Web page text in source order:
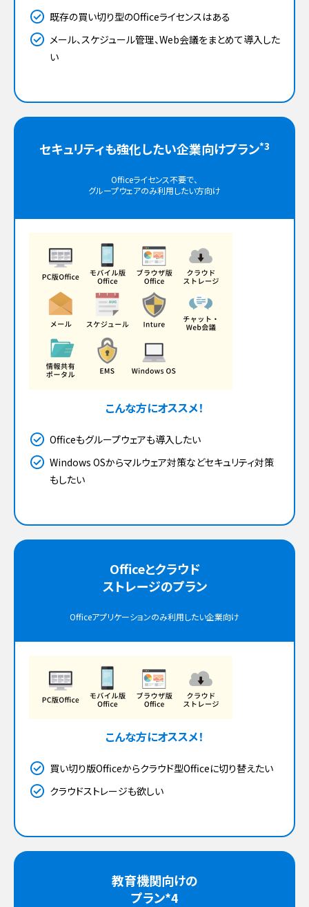
既存の買い切り型のOfficeライセンスはある
メール、スケジュール管理、Web会議をまとめて導入した
い
セキュリティも強化したい企業向けプラン*3
Officeライセンス不要で、
グループウェアのみ利用したい方向け
こんな方にオススメ！
Officeもグループウェアも導入したい
Windows OSからマルウェア対策などセキュリティ対策
もしたい
Officeとクラウド
ストレージのプラン
Officeアプリケーションのみ利用したい企業向け
こんな方にオススメ！
買い切り版Officeからクラウド型Officeに切り替えたい
クラウドストレージも欲しい
教育機関向けの
プラン*4